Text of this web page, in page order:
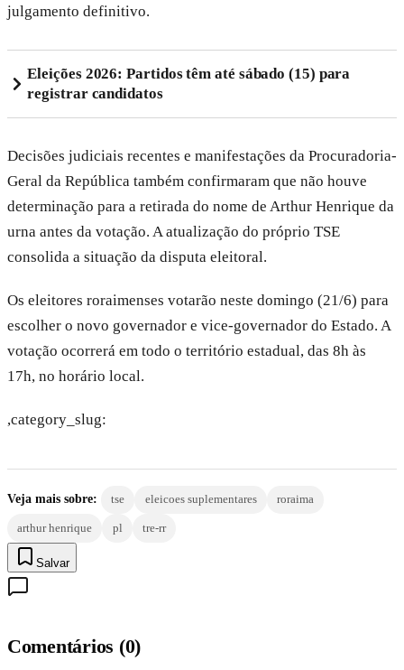
julgamento definitivo.
Eleições 2026: Partidos têm até sábado (15) para
registrar candidatos
Decisões judiciais recentes e manifestações da Procuradoria-
Geral da República também confirmaram que não houve
determinação para a retirada do nome de Arthur Henrique da
urna antes da votação. A atualização do próprio TSE
consolida a situação da disputa eleitoral.
Os eleitores roraimenses votarão neste domingo (21/6) para
escolher o novo governador e vice-governador do Estado. A
votação ocorrerá em todo o território estadual, das 8h às
17h, no horário local.
,category_slug:
Veja mais sobre: tse eleicoes suplementares roraima
arthur henrique pl tre-rr
Salvar
Comentários (0)